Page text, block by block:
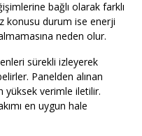
bağlı olarak farklı
konusu durum ise enerji
neden olur.
sürekli izleyerek
Panelden alınan
yüksek verimle iletilir.
en uygun hale